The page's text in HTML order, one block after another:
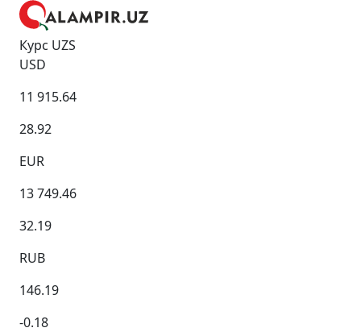
Курс UZS
USD
11 915.64
28.92
EUR
13 749.46
32.19
RUB
146.19
-0.18